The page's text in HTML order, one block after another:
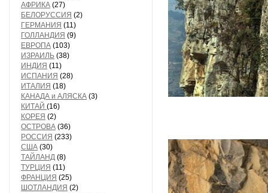
АФРИКА (27)
БЕЛОРУССИЯ (2)
ГЕРМАНИЯ (11)
ГОЛЛАНДИЯ (9)
ЕВРОПА (103)
ИЗРАИЛЬ (38)
ИНДИЯ (11)
ИСПАНИЯ (28)
ИТАЛИЯ (18)
КАНАДА и АЛЯСКА (3)
КИТАЙ (16)
КОРЕЯ (2)
ОСТРОВА (36)
РОССИЯ (233)
США (30)
ТАЙЛАНД (8)
ТУРЦИЯ (11)
ФРАНЦИЯ (25)
ШОТЛАНДИЯ (2)